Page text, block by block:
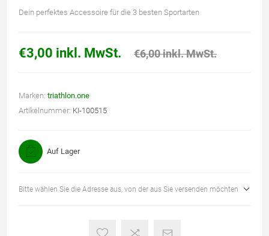
Dein perfektes Accessoire für die 3 besten Sportarten
€3,00 inkl. MwSt. €6,00 inkl. MwSt.
Marken: triathlon.one
Artikelnummer: KI-100515
Auf Lager
Bitte wählen Sie die Adresse aus, von der aus Sie versenden möchten